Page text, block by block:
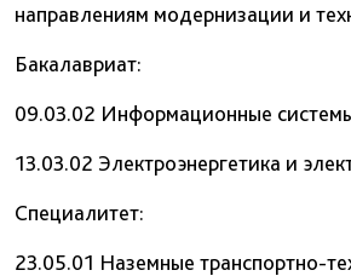
направлениям модернизации и
Бакалавриат:
09.03.02 Информационные
13.03.02 Электроэнергетика и
Специалитет:
23.05.01 Наземные транспортно-